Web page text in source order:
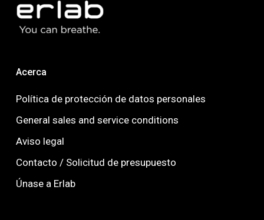
Acerca
Política de protección de datos personales
General sales and service conditions
Aviso legal
Contacto / Solicitud de presupuesto
Únase a Erlab